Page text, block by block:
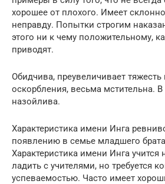
хорошее от плохого. Имеет
неправду. Попытки строгим
этого ни к чему положительному,
приводят.
Обидчива, преувеличивает тяжесть
оскорбления, весьма мстительна.
назойлива.
Характеристика имени Инга
появлению в семье младшего
Характеристика имени Инга
ладить с учителями, но требуется
успеваемостью. Часто имеет